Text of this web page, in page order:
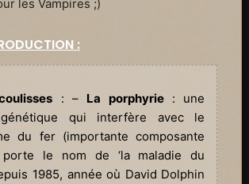
les Vampires ;)
:
: – La porphyrie: une
qui interfère avec le
du fer (importante composante
le nom de ‘la maladie du
1985, année où David Dolphin